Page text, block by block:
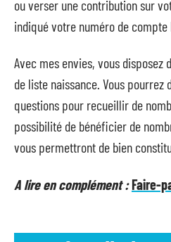
ou verser une contribution sur
indiqué votre numéro de compte
Avec mes envies, vous disposez
de liste naissance. Vous pourrez
questions pour recueillir de
possibilité de bénéficier de
vous permettront de bien
A lire en complément :Faire-